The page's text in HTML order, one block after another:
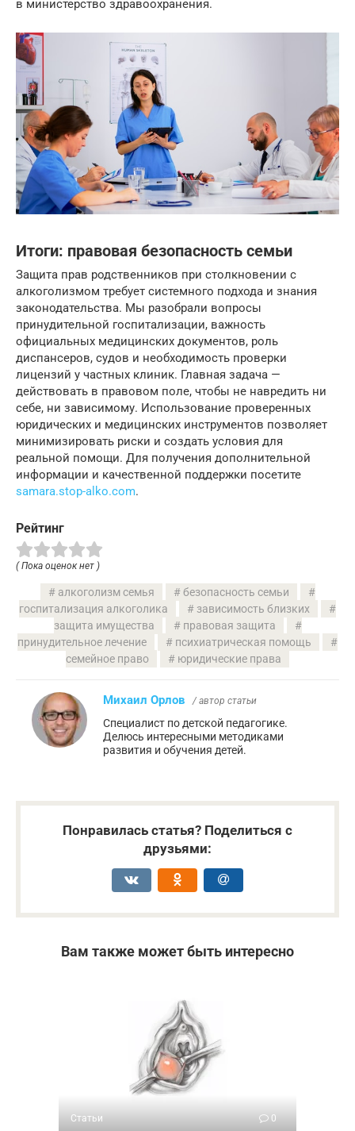
в министерство здравоохранения.
Итоги: правовая безопасность семьи
Защита прав родственников при столкновении с
алкоголизмом требует системного подхода и знания
законодательства. Мы разобрали вопросы
принудительной госпитализации, важность
официальных медицинских документов, роль
диспансеров, судов и необходимость проверки
лицензий у частных клиник. Главная задача —
действовать в правовом поле, чтобы не навредить ни
себе, ни зависимому. Использование проверенных
юридических и медицинских инструментов позволяет
минимизировать риски и создать условия для
реальной помощи. Для получения дополнительной
информации и качественной поддержки посетите
samara.stop-alko.com.
Рейтинг
( Пока оценок нет )
алкоголизм семья
безопасность семьи
госпитализация алкоголика
зависимость близких
защита имущества
правовая защита
принудительное лечение
психиатрическая помощь
семейное право
юридические права
Михаил Орлов / автор статьи
Специалист по детской педагогике.
Делюсь интересными методиками
развития и обучения детей.
Понравилась статья? Поделиться с
друзьями:
Вам также может быть интересно
Статьи 0